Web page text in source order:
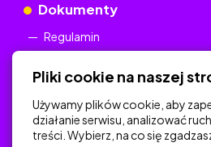
Dokumenty
Regulamin
Na skróty
Pliki cookie na naszej
Używamy plików cookie, aby
działanie serwisu, analizować
treści. Wybierz, na co się